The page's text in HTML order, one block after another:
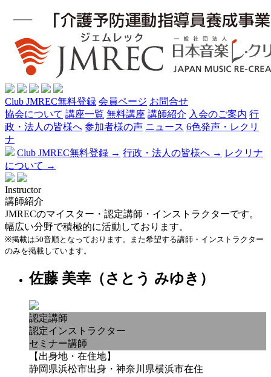
Club JMREC無料登録 会員ページ お問合せ
協会について 講座一覧 無料講座 講師紹介 入会のご案内 行
政・法人の皆様へ 参加者様の声 ニュース 6色発声・レクリ
ナ
Club JMREC無料登録 → 行政・法人の皆様へ → レクリナ
について →
Instructor
講師紹介
JMRECのマイスター・認定講師・インストラクターです。
幅広い分野で積極的に活動しております。
※掲載は50音順となっております。また希望する講師・インストラクター
のみを掲載しています。
佐藤 美幸（さとう みゆき）
認定講師
認定インストラクター
セミナー講師
【出身地・在住地】
静岡県浜松市出身・神奈川県横浜市在住